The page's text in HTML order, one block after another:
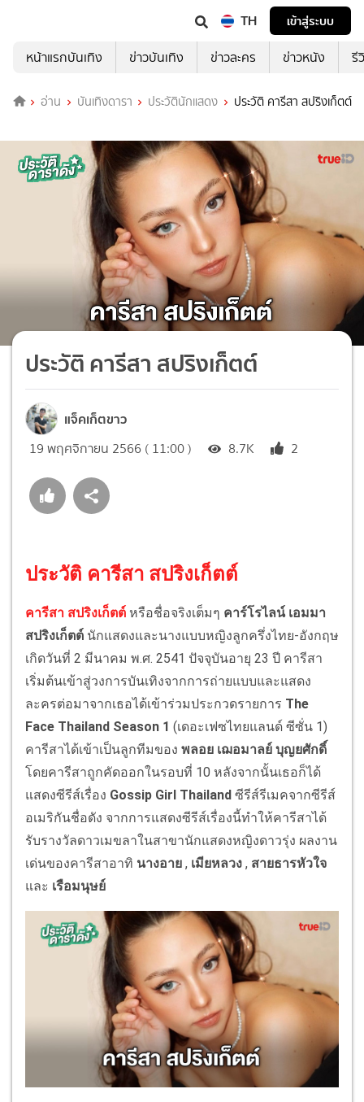
TH
เข้าสู่ระบบ
หน้าแรกบันเทิง
ข่าวบันเทิง ข่าวละคร ข่าวหนัง รี
อ่าน บันเทิงดารา ประวัตินักแสดง ประวัติ คารีสา สปริงเก็ตต์
ประวัติ คารีสา สปริงเก็ตต์
แจ็คเก็ตขาว
19 พฤศจิกายน 2566 ( 11:00 ) 8.7K 2
ประวัติ คารีสา สปริงเก็ตต์
คารีสา สปริงเก็ตต์ หรือชื่อจริงเต็มๆ คาร์โรไลน์ เอมมา
สปริงเก็ตต์ นักแสดงและนางแบบหญิงลูกครึ่งไทย-อังกฤษ
เกิดวันที่ 2 มีนาคม พ.ศ. 2541 ปัจจุบันอายุ 23 ปี คารีสา
เริ่มต้นเข้าสู่วงการบันเทิงจากการถ่ายแบบและแสดง
ละครต่อมาจากเธอได้เข้าร่วมประกวดรายการ The
Face Thailand Season 1 (เดอะเฟซไทยแลนด์ ซีซั่น 1)
คารีสาได้เข้าเป็นลูกทีมของ พลอย เฌอมาลย์ บุญยศักดิ์
โดยคารีสาถูกคัดออกในรอบที่ 10 หลังจากนั้นเธอก็ได้
แสดงซีรีส์เรื่อง Gossip Girl Thailand ซีรีส์รีเมคจากซีรีส์
อเมริกันชื่อดัง จากการแสดงซีรีส์เรื่องนี้ทำให้คารีสาได้
รับรางวัลดาวเมขลาในสาขานักแสดงหญิงดาวรุ่ง ผลงาน
เด่นของคารีสาอาทิ นางอาย , เมียหลวง , สายธารหัวใจ
และ เรือมนุษย์